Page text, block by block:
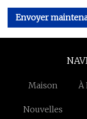
Envoyer
Maison À
Nouvelles